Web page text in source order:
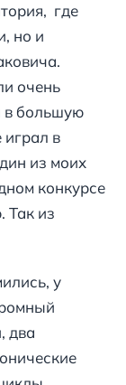
где
но и
очень
в большую
в
из моих
конкурсе
Так из
у
два